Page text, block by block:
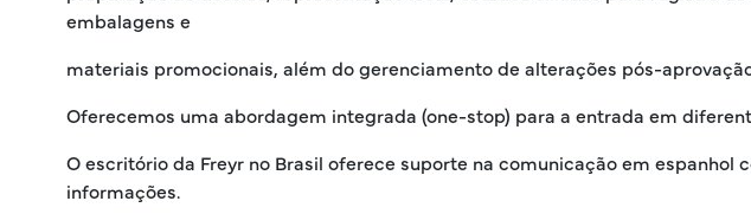
embalagens e
materiais promocionais, além do gerenciamento de alterações pós-
Oferecemos uma abordagem integrada (one-stop) para a entrada em
O escritório da Freyr no Brasil oferece suporte na comunicação em
informações.